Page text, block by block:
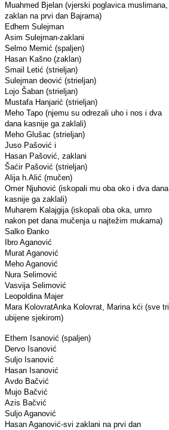
Muahmed Bjelan (vjerski poglavica muslimana,
zaklan na prvi dan Bajrama)
Edhem Sulejman
Asim Sulejman-zaklani
Selmo Memić (spaljen)
Hasan Kašno (zaklan)
Smail Letić (strieljan)
Sulejman deović (strieljan)
Lojo Šaban (strieljan)
Mustafa Hanjarić (strieljan)
Meho Tapo (njemu su odrezali uho i nos i dva
dana kasnije ga zaklali)
Meho Glušac (strieljan)
Juso Pašović i
Hasan Pašović, zaklani
Šaćir Pašović (strieljan)
Alija h.Alić (mučen)
Omer Njuhović (iskopali mu oba oko i dva dana
kasnije ga zaklali)
Muharem Kalajgija (iskopali oba oka, umro
nakon pet dana mučenja u najtežim mukama)
Salko Đanko
Ibro Aganović
Murat Aganović
Meho Aganović
Nura Selimović
Vasvija Selimović
Leopoldina Majer
Mara KolovratAnka Kolovrat, Marina kći (sve tri
ubijene sjekirom)
Ethem Isanović (spaljen)
Dervo Isanović
Suljo Isanović
Hasan Isanović
Avdo Bačvić
Mujo Bačvić
Azis Bačvić
Suljo Aganović
Hasan Aganović-svi zaklani na prvi dan